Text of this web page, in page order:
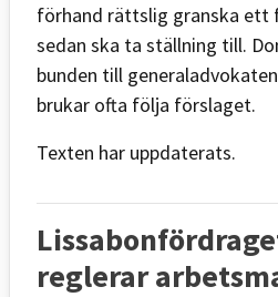
förhand rättslig granska
sedan ska ta ställning till.
bunden till
brukar ofta följa förslaget.
Texten har uppdaterats.
reglerar